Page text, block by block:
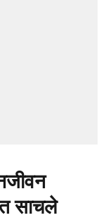
साचले